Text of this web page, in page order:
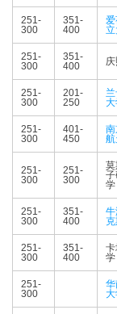
251-
300
351-
400
爱
251-
300
351-
400
251-
300
201-
250
251-
300
401-
450
251-
300
251-
300
学
251-
300
351-
400
251-
300
351-
400
学
251-
300